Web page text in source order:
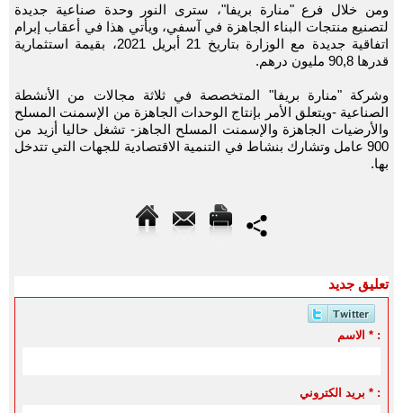
ومن خلال فرع "منارة بريفا"، سترى النور وحدة صناعية جديدة
لتصنيع منتجات البناء الجاهزة في آسفي، ويأتي هذا في أعقاب إبرام
اتفاقية جديدة مع الوزارة بتاريخ 21 أبريل 2021، بقيمة استثمارية
قدرها 90,8 مليون درهم.
وشركة "منارة بريفا" المتخصصة في ثلاثة مجالات من الأنشطة
الصناعية -ويتعلق الأمر بإنتاج الوحدات الجاهزة من الإسمنت المسلح
والأرضيات الجاهزة والإسمنت المسلح الجاهز- تشغل حاليا أزيد من
900 عامل وتشارك بنشاط في التنمية الاقتصادية للجهات التي تتدخل
بها.
تعليق جديد
الاسم * :
بريد الكتروني * :